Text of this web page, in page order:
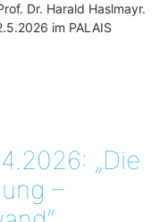
Dr. Harald Haslmayr.
im PALAIS
„Die
–